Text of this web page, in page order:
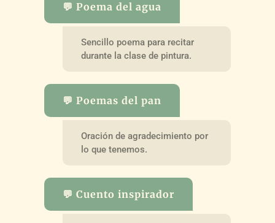
💬 Poema del agua
Sencillo poema para recitar
durante la clase de pintura.
💬 Poemas del pan
Oración de agradecimiento por
lo que tenemos.
💬 Cuento inspirador